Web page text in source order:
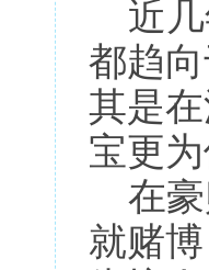
近几
都趋
其是
宝更
在豪
就赌